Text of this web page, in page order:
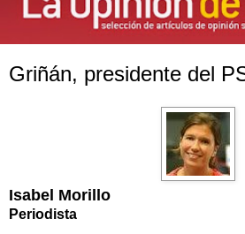
Griñán, presidente del
Isabel Morillo
Periodista